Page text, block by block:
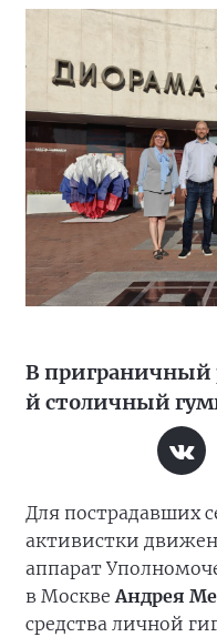
В приграничный
й столичный
Для пострадавших
активистки
аппарат
в МосквеАндрея
средства личной